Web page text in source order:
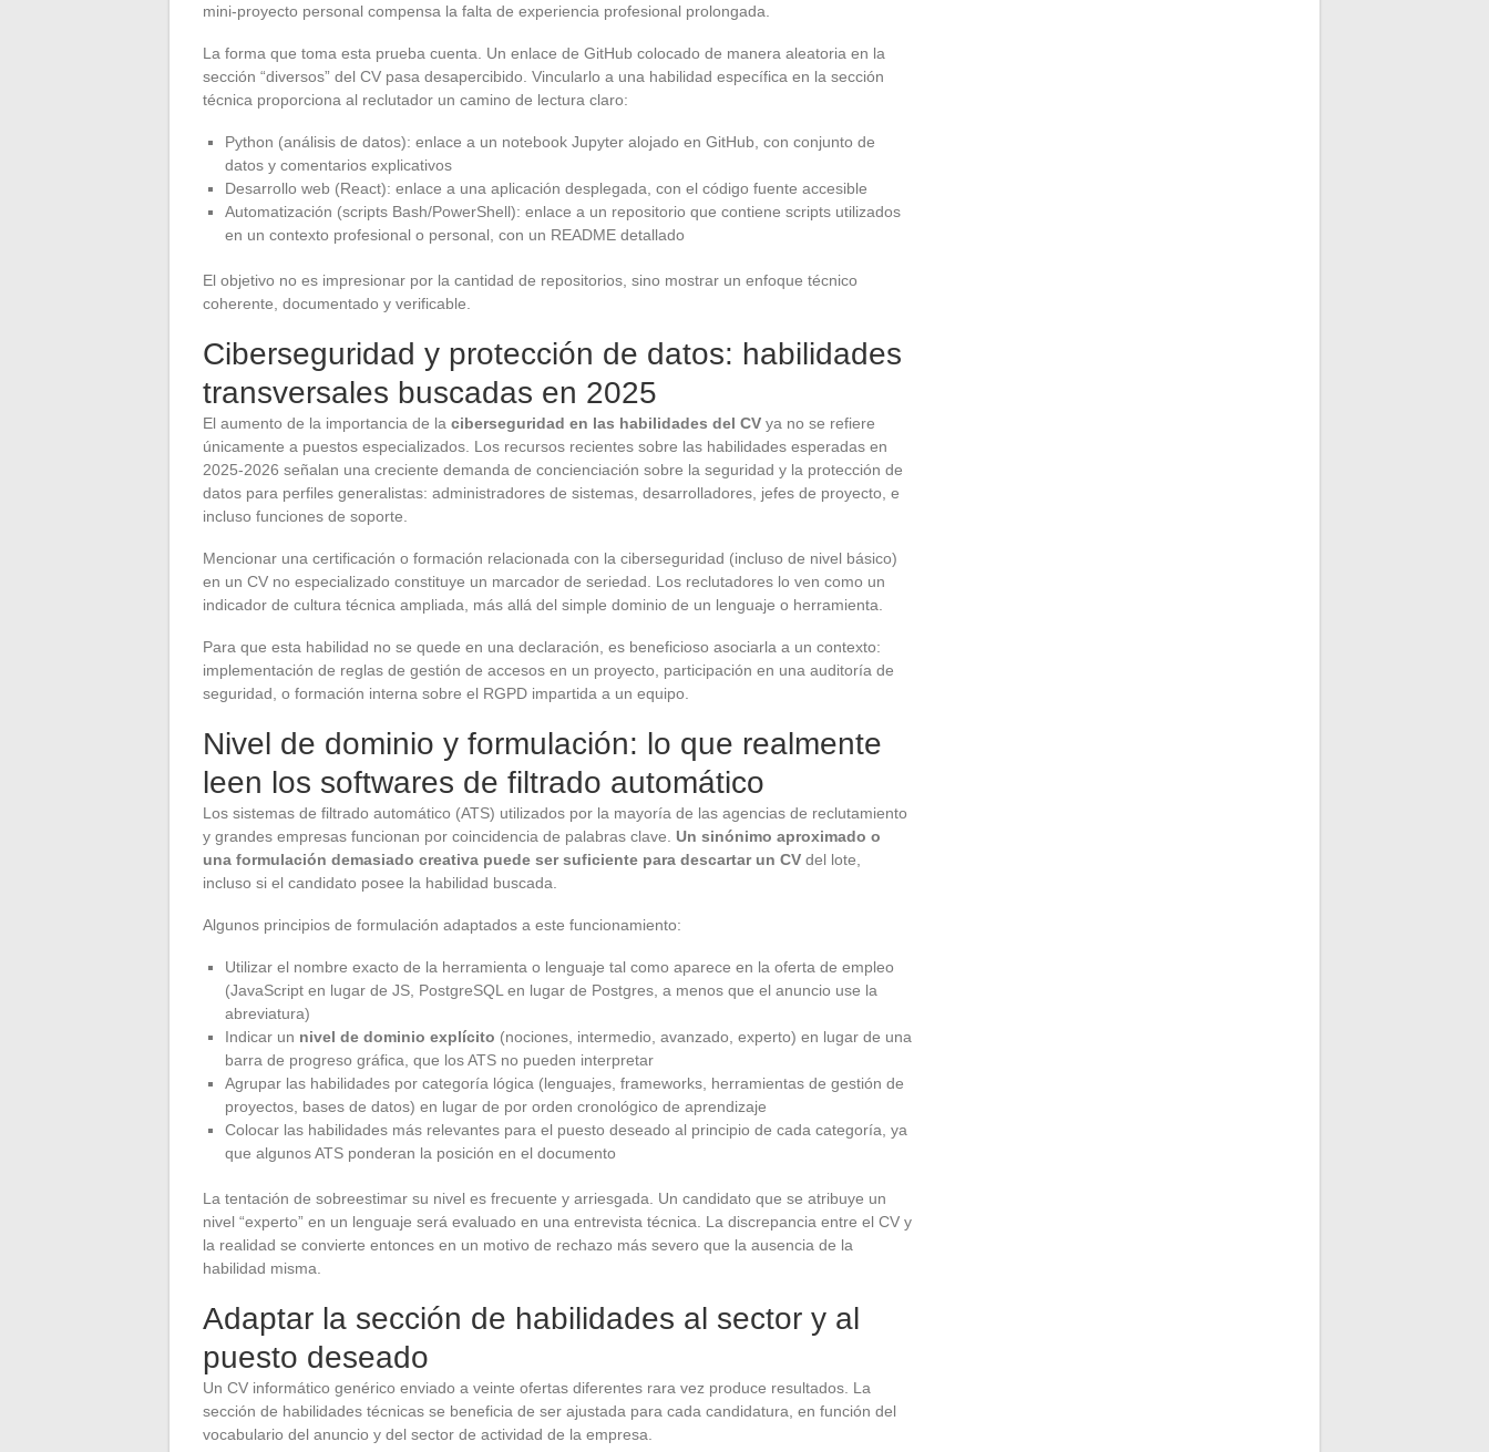
mini-proyecto personal compensa la falta de experiencia profesional prolongada.
La forma que toma esta prueba cuenta. Un enlace de GitHub colocado de manera aleatoria en la
sección “diversos” del CV pasa desapercibido. Vincularlo a una habilidad específica en la sección
técnica proporciona al reclutador un camino de lectura claro:
Python (análisis de datos): enlace a un notebook Jupyter alojado en GitHub, con conjunto de
datos y comentarios explicativos
Desarrollo web (React): enlace a una aplicación desplegada, con el código fuente accesible
Automatización (scripts Bash/PowerShell): enlace a un repositorio que contiene scripts utilizados
en un contexto profesional o personal, con un README detallado
El objetivo no es impresionar por la cantidad de repositorios, sino mostrar un enfoque técnico
coherente, documentado y verificable.
Ciberseguridad y protección de datos: habilidades
transversales buscadas en 2025
El aumento de la importancia de la ciberseguridad en las habilidades del CV ya no se refiere
únicamente a puestos especializados. Los recursos recientes sobre las habilidades esperadas en
2025-2026 señalan una creciente demanda de concienciación sobre la seguridad y la protección de
datos para perfiles generalistas: administradores de sistemas, desarrolladores, jefes de proyecto, e
incluso funciones de soporte.
Mencionar una certificación o formación relacionada con la ciberseguridad (incluso de nivel básico)
en un CV no especializado constituye un marcador de seriedad. Los reclutadores lo ven como un
indicador de cultura técnica ampliada, más allá del simple dominio de un lenguaje o herramienta.
Para que esta habilidad no se quede en una declaración, es beneficioso asociarla a un contexto:
implementación de reglas de gestión de accesos en un proyecto, participación en una auditoría de
seguridad, o formación interna sobre el RGPD impartida a un equipo.
Nivel de dominio y formulación: lo que realmente
leen los softwares de filtrado automático
Los sistemas de filtrado automático (ATS) utilizados por la mayoría de las agencias de reclutamiento
y grandes empresas funcionan por coincidencia de palabras clave. Un sinónimo aproximado o
una formulación demasiado creativa puede ser suficiente para descartar un CV del lote,
incluso si el candidato posee la habilidad buscada.
Algunos principios de formulación adaptados a este funcionamiento:
Utilizar el nombre exacto de la herramienta o lenguaje tal como aparece en la oferta de empleo
(JavaScript en lugar de JS, PostgreSQL en lugar de Postgres, a menos que el anuncio use la
abreviatura)
Indicar un nivel de dominio explícito (nociones, intermedio, avanzado, experto) en lugar de una
barra de progreso gráfica, que los ATS no pueden interpretar
Agrupar las habilidades por categoría lógica (lenguajes, frameworks, herramientas de gestión de
proyectos, bases de datos) en lugar de por orden cronológico de aprendizaje
Colocar las habilidades más relevantes para el puesto deseado al principio de cada categoría, ya
que algunos ATS ponderan la posición en el documento
La tentación de sobreestimar su nivel es frecuente y arriesgada. Un candidato que se atribuye un
nivel “experto” en un lenguaje será evaluado en una entrevista técnica. La discrepancia entre el CV y
la realidad se convierte entonces en un motivo de rechazo más severo que la ausencia de la
habilidad misma.
Adaptar la sección de habilidades al sector y al
puesto deseado
Un CV informático genérico enviado a veinte ofertas diferentes rara vez produce resultados. La
sección de habilidades técnicas se beneficia de ser ajustada para cada candidatura, en función del
vocabulario del anuncio y del sector de actividad de la empresa.